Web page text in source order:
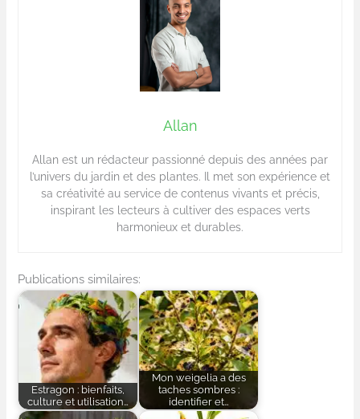
Allan
Allan est un rédacteur passionné depuis des années par
l’univers du jardin et des plantes. Il met son expérience et
sa créativité au service de contenus vivants et précis,
inspirant les lecteurs à cultiver des espaces verts
harmonieux et durables.
Publications similaires:
Estragon : bienfaits,
culture et utilisation…
Mon weigelia a des
taches sombres :
identifier et…